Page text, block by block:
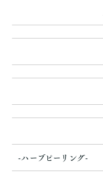
-ハーブピーリング-